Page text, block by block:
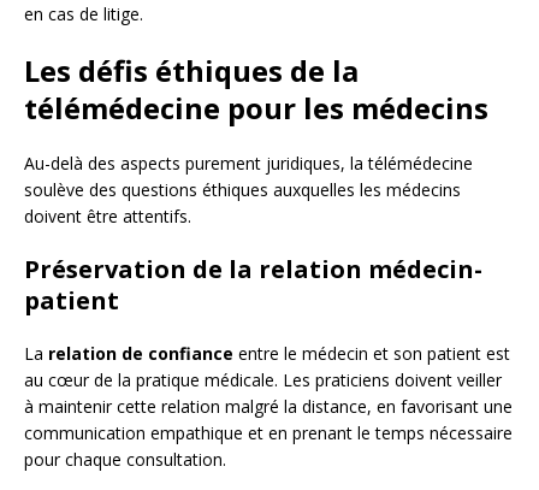
en cas de litige.
Les défis éthiques de la
télémédecine pour les médecins
Au-delà des aspects purement juridiques, la télémédecine
soulève des questions éthiques auxquelles les médecins
doivent être attentifs.
Préservation de la relation médecin-
patient
La relation de confiance entre le médecin et son patient est
au cœur de la pratique médicale. Les praticiens doivent veiller
à maintenir cette relation malgré la distance, en favorisant une
communication empathique et en prenant le temps nécessaire
pour chaque consultation.